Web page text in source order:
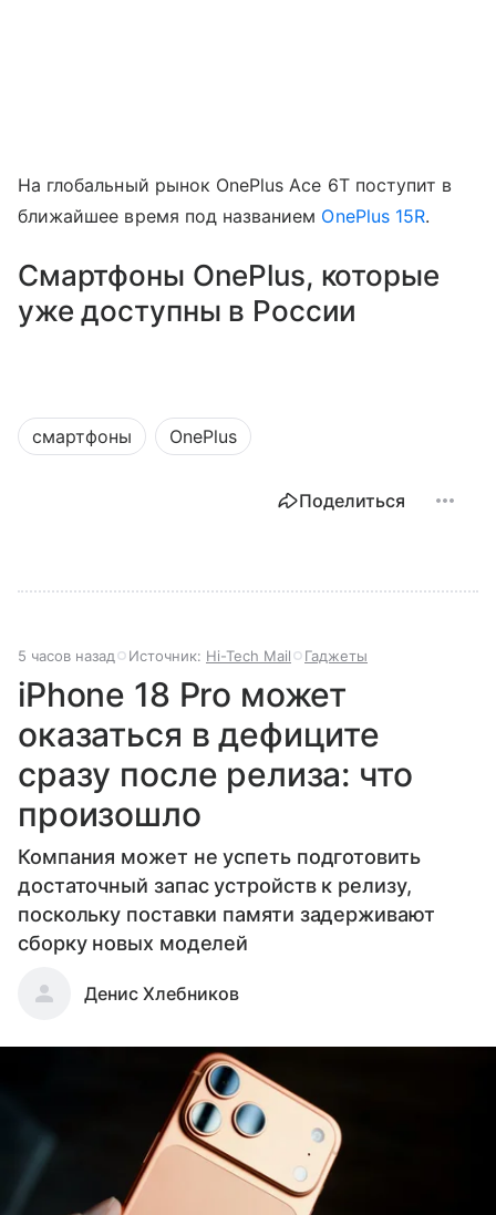
На глобальный рынок OnePlus Ace 6T поступит в
ближайшее время под названием OnePlus 15R.
Смартфоны OnePlus, которые
уже доступны в России
смартфоны OnePlus
Поделиться
5 часов назад Источник: Hi-Tech Mail Гаджеты
iPhone 18 Pro может
оказаться в дефиците
сразу после релиза: что
произошло
Компания может не успеть подготовить
достаточный запас устройств к релизу,
поскольку поставки памяти задерживают
сборку новых моделей
Денис Хлебников